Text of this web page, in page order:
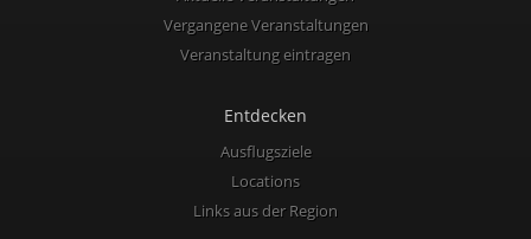
Vergangene Veranstaltungen
Veranstaltung eintragen
Entdecken
Ausflugsziele
Locations
Links aus der Region